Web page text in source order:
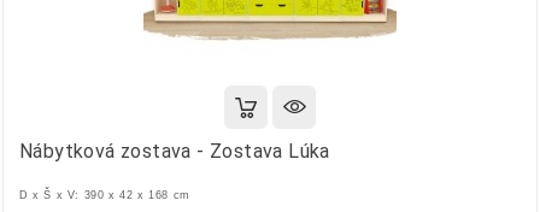
Nábytková zostava - Zostava Lúka
D x Š x V: 390 x 42 x 168 cm